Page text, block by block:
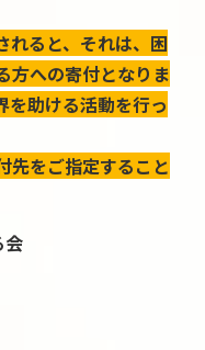
れると、それは、困
方への寄付となりま
を助ける活動を行っ
先をご指定すること
会